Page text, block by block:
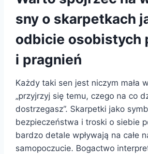
sny o skarpetkach
odbicie osobistych
i pragnień
Każdy taki sen jest niczym mała
„przyjrzyj się temu, czego na co
dostrzegasz”. Skarpetki jako
bezpieczeństwa i troski o siebie
bardzo detale wpływają na całe
samopoczucie. Bogactwo